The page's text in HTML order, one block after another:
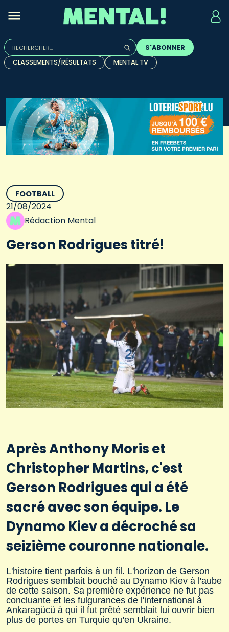
Rechercher :
Quand les résultats de l'auto-complétion sont
S'ABONNER
CLASSEMENTS/RÉSULTATS
MENTAL TV
FOOTBALL
21/08/2024
Rédaction Mental
Gerson Rodrigues titré!
Après Anthony Moris et
Christopher Martins, c'est
Gerson Rodrigues qui a été
sacré avec son équipe. Le
Dynamo Kiev a décroché sa
seizième couronne nationale.
L'histoire tient parfois à un fil. L'horizon de Gerson
Rodrigues semblait bouché au Dynamo Kiev à l'aube
de cette saison. Sa première expérience ne fut pas
concluante et les fulgurances de l'international à
Ankaragücü à qui il fut prêté semblait lui ouvrir bien
plus de portes en Turquie qu'en Ukraine.